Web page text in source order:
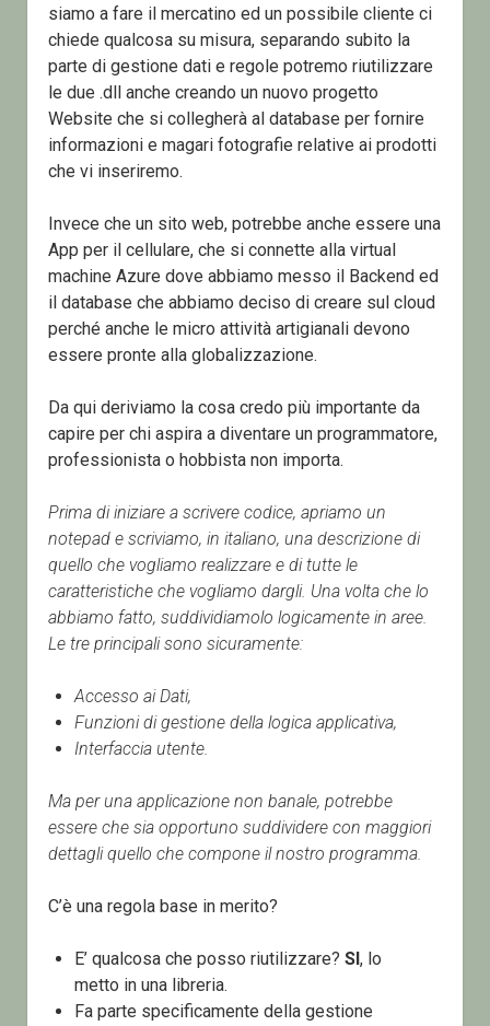
siamo a fare il mercatino ed un possibile cliente ci
chiede qualcosa su misura, separando subito la
parte di gestione dati e regole potremo riutilizzare
le due .dll anche creando un nuovo progetto
Website che si collegherà al database per fornire
informazioni e magari fotografie relative ai prodotti
che vi inseriremo.
Invece che un sito web, potrebbe anche essere una
App per il cellulare, che si connette alla virtual
machine Azure dove abbiamo messo il Backend ed
il database che abbiamo deciso di creare sul cloud
perché anche le micro attività artigianali devono
essere pronte alla globalizzazione.
Da qui deriviamo la cosa credo più importante da
capire per chi aspira a diventare un programmatore,
professionista o hobbista non importa.
Prima di iniziare a scrivere codice, apriamo un
notepad e scriviamo, in italiano, una descrizione di
quello che vogliamo realizzare e di tutte le
caratteristiche che vogliamo dargli. Una volta che lo
abbiamo fatto, suddividiamolo logicamente in aree.
Le tre principali sono sicuramente:
Accesso ai Dati,
Funzioni di gestione della logica applicativa,
Interfaccia utente.
Ma per una applicazione non banale, potrebbe
essere che sia opportuno suddividere con maggiori
dettagli quello che compone il nostro programma.
C’è una regola base in merito?
E’ qualcosa che posso riutilizzare? SI , lo
metto in una libreria.
Fa parte specificamente della gestione